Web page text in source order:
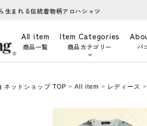
生まれる伝統着物柄アロハシャツ
All item
商品一覧
Item Categories
商品カテゴリー パ
ネットショップ TOP > All item > レディース